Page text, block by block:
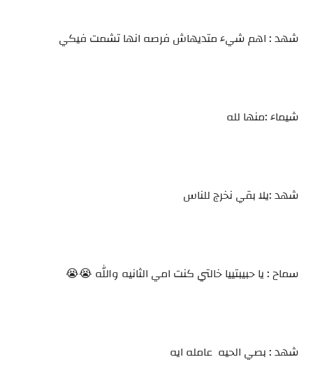
شهد : اهم شيء متديهاش فرصه انها تشمت فيكي
شيماء :منها لله
شهد :يلا بقي نخرج للناس
سماح : يا حبيبتييا خالتي كنت امي الثانيه والله 😭😭
شهد : بصي الحيه عامله ايه